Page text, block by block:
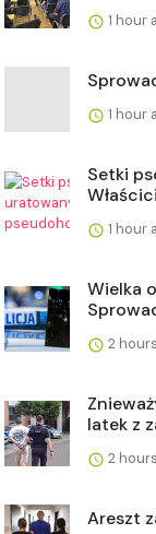
1 hour
1 hour
Setki
1 hour
Wielka
2
latek z
2
Areszt